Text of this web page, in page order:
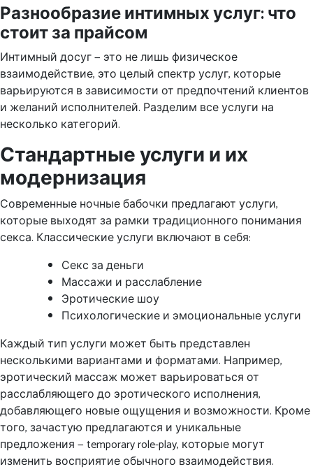
Разнообразие интимных услуг: что
стоит за прайсом
Интимный досуг — это не лишь физическое
взаимодействие, это целый спектр услуг, которые
варьируются в зависимости от предпочтений клиентов
и желаний исполнителей. Разделим все услуги на
несколько категорий.
Стандартные услуги и их
модернизация
Современные ночные бабочки предлагают услуги,
которые выходят за рамки традиционного понимания
секса. Классические услуги включают в себя:
Секс за деньги
Массажи и расслабление
Эротические шоу
Психологические и эмоциональные услуги
Каждый тип услуги может быть представлен
несколькими вариантами и форматами. Например,
эротический массаж может варьироваться от
расслабляющего до эротического исполнения,
добавляющего новые ощущения и возможности. Кроме
того, зачастую предлагаются и уникальные
предложения — temporary role-play, которые могут
изменить восприятие обычного взаимодействия.